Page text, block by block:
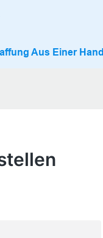
Aus Einer Hand